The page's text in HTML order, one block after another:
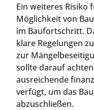
Ein weiteres Risiko
Möglichkeit von
im Baufortschritt.
klare Regelungen
zur
sollte darauf
ausreichende
verfügt, um das
abzuschließen.